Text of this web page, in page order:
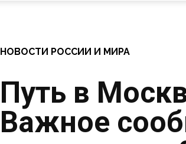
НОВОСТИ РОССИИ И МИРА
Путь в
Важное